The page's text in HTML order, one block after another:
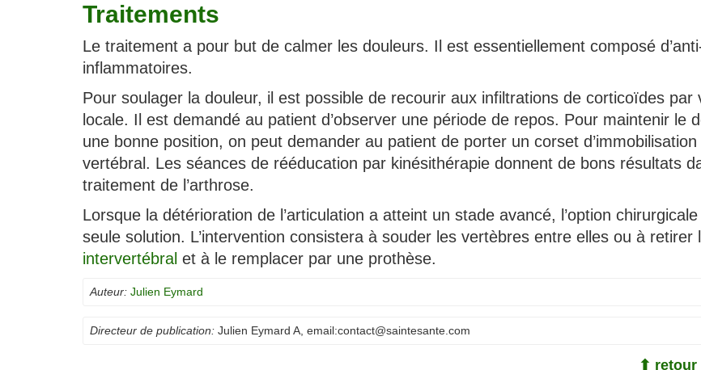
Traitements
Le traitement a pour but de calmer les douleurs. Il est essentiellement composé
inflammatoires.
Pour soulager la douleur, il est possible de recourir aux infiltrations de corticoïdes par
locale. Il est demandé au patient d’observer une période de repos. Pour maintenir le
une bonne position, on peut demander au patient de porter un corset d’immobilisation
vertébral. Les séances de rééducation par kinésithérapie donnent de bons résultats
traitement de l’arthrose.
Lorsque la détérioration de l’articulation a atteint un stade avancé, l’option
seule solution. L’intervention consistera à souder les vertèbres entre elles ou à retirer
intervertébral et à le remplacer par une prothèse.
Auteur: Julien Eymard
Directeur de publication: Julien Eymard A , email:contact@saintesante.com
⬆ retour